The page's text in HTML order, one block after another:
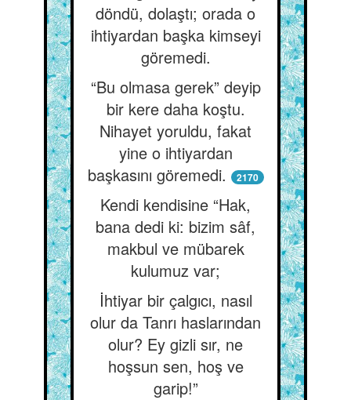
döndü, dolaştı; orada o
ihtiyardan başka kimseyi
göremedi.
“Bu olmasa gerek” deyip
bir kere daha koştu.
Nihayet yoruldu, fakat
yine o ihtiyardan
başkasını göremedi.
2170
Kendi kendisine “Hak,
bana dedi ki: bizim sâf,
makbul ve mübarek
kulumuz var;
İhtiyar bir çalgıcı, nasıl
olur da Tanrı haslarından
olur? Ey gizli sır, ne
hoşsun sen, hoş ve
garip!”